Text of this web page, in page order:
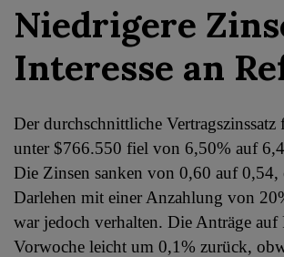
Niedrigere
Interesse an
Der durchschnittliche
unter $766.550 fiel von 6,50% auf
Die Zinsen sanken von 0,60 auf
Darlehen mit einer Anzahlung von
war jedoch verhalten. Die Anträge
Vorwoche leicht um 0,1% zurück,